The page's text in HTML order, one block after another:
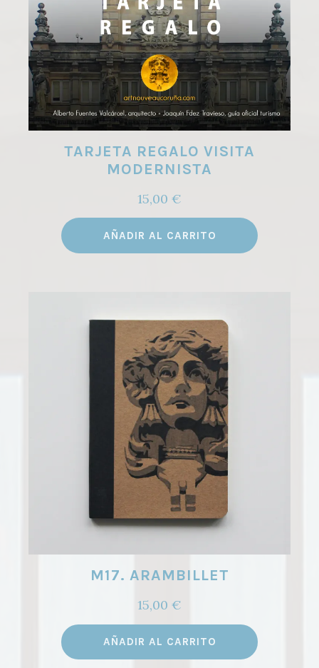
TARJETA REGALO VISITA
MODERNISTA
15,00 €
AÑADIR AL CARRITO
M17. ARAMBILLET
15,00 €
AÑADIR AL CARRITO